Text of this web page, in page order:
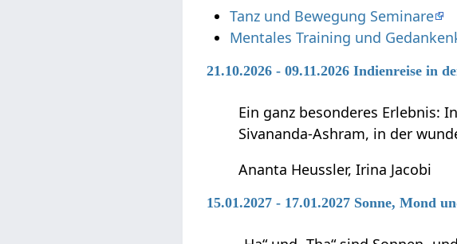
Tanz und Bewegung Seminare
Mentales Training und
21.10.2026 - 09.11.2026 Indienreise in
Ein ganz besonderes Erlebnis:
Sivananda-Ashram, in der
Ananta Heussler, Irina Jacobi
15.01.2027 - 17.01.2027 Sonne, Mond